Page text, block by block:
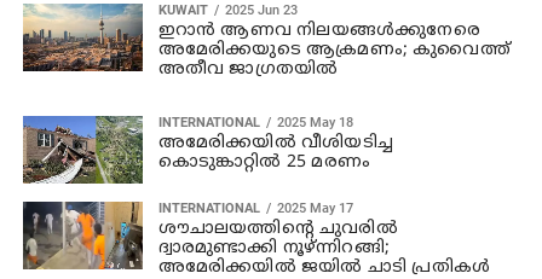
KUWAIT 2025 Jun 23
ഇറാൻ ആണവ നിലയങ്ങൾക്കുനേരെ
അമേരിക്കയുടെ ആക്രമണം; കുവൈത്ത്
അതീവ ജാഗ്രതയിൽ
INTERNATIONAL 2025 May 18
അമേരിക്കയിൽ വീശിയടിച്ച
കൊടുങ്കാറ്റിൽ 25 മരണം
INTERNATIONAL 2025 May 17
ശൗചാലയത്തിൻ്റെ ചുവരില്‍
ദ്വാരമുണ്ടാക്കി നൂഴ്ന്നിറങ്ങി;
അമേരിക്കയില്‍ ജയില്‍ ചാടി പ്രതികള്‍